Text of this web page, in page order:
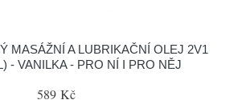
MASÁŽNÍ A LUBRIKAČNÍ OLEJ 2V1
- VANILKA - PRO NÍ I PRO NĚJ
589 Kč